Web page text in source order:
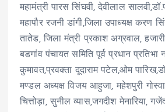
महामंत्री पारस सिंघवी, देवीलाल
महापौर रजनी डांगी,जिला उपाध्यक्ष करण
तातेड, जिला मंत्री प्रकाश अग्रवाल,
बडगांव पंचायत समिति पूर्व प्रधान प्रतिभा
कुमावत,प्रवक्ता दूदाराम पटेल,ओम
मण्डल अध्यक्ष विजय आहुजा, महेशपुरी
चित्तोड़ा, सुनील व्यास,जगदीश मेनारिया,